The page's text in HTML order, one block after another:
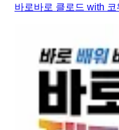
바로바로 클로드 with